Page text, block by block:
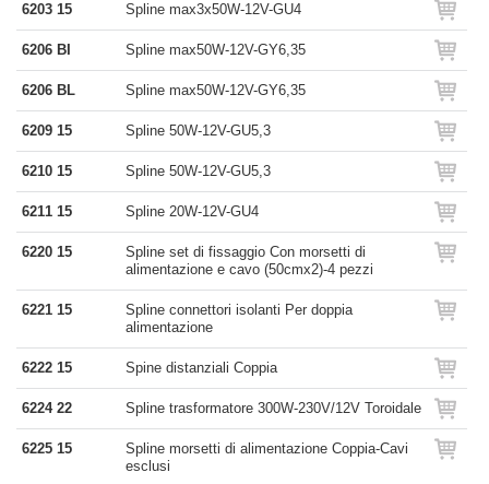
6203 15 Spline max3x50W-12V-GU4
6206 BI Spline max50W-12V-GY6,35
6206 BL Spline max50W-12V-GY6,35
6209 15 Spline 50W-12V-GU5,3
6210 15 Spline 50W-12V-GU5,3
6211 15 Spline 20W-12V-GU4
6220 15
Spline set di fissaggio Con morsetti di
alimentazione e cavo (50cmx2)-4 pezzi
6221 15
Spline connettori isolanti Per doppia
alimentazione
6222 15 Spine distanziali Coppia
6224 22 Spline trasformatore 300W-230V/12V Toroidale
6225 15
Spline morsetti di alimentazione Coppia-Cavi
esclusi